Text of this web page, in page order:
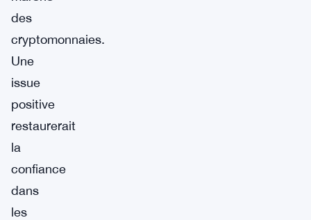
des
cryptomonnaies.
Une
issue
positive
restaurerait
la
confiance
dans
les